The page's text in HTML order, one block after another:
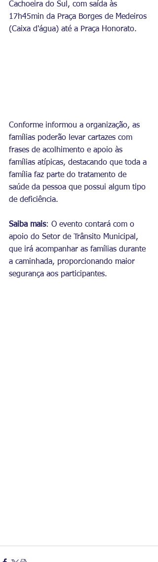
Cachoeira do Sul, com saída às
17h45min da Praça Borges de Medeiros
(Caixa d'água) até a Praça Honorato.
Conforme informou a organização, as
famílias poderão levar cartazes com
frases de acolhimento e apoio às
famílias atípicas, destacando que toda a
família faz parte do tratamento de
saúde da pessoa que possui algum tipo
de deficiência.
Saiba mais: O evento contará com o
apoio do Setor de Trânsito Municipal,
que irá acompanhar as famílias durante
a caminhada, proporcionando maior
segurança aos participantes.